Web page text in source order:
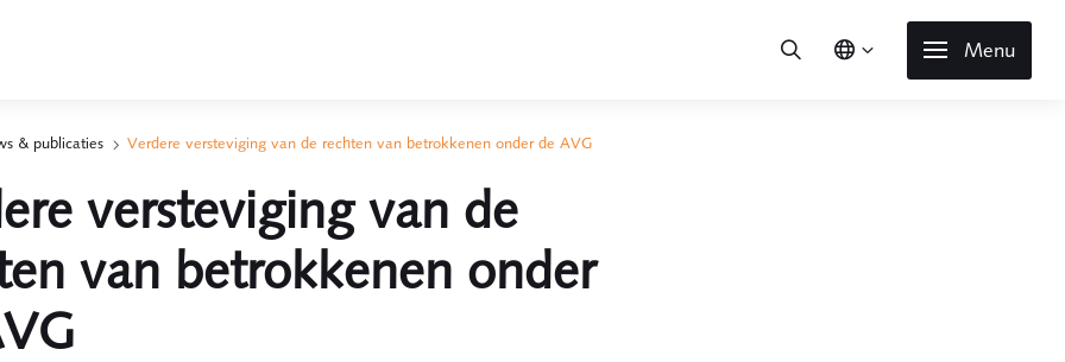
Menu
& publicaties Verdere versteviging van de rechten van betrokkenen onder de AVG
versteviging van de
van betrokkenen onder